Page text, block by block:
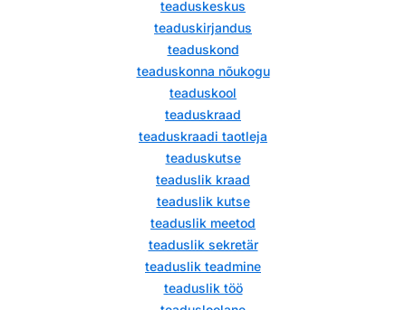
teaduskeskus
teaduskirjandus
teaduskond
teaduskonna nõukogu
teaduskool
teaduskraad
teaduskraadi taotleja
teaduskutse
teaduslik kraad
teaduslik kutse
teaduslik meetod
teaduslik sekretär
teaduslik teadmine
teaduslik töö